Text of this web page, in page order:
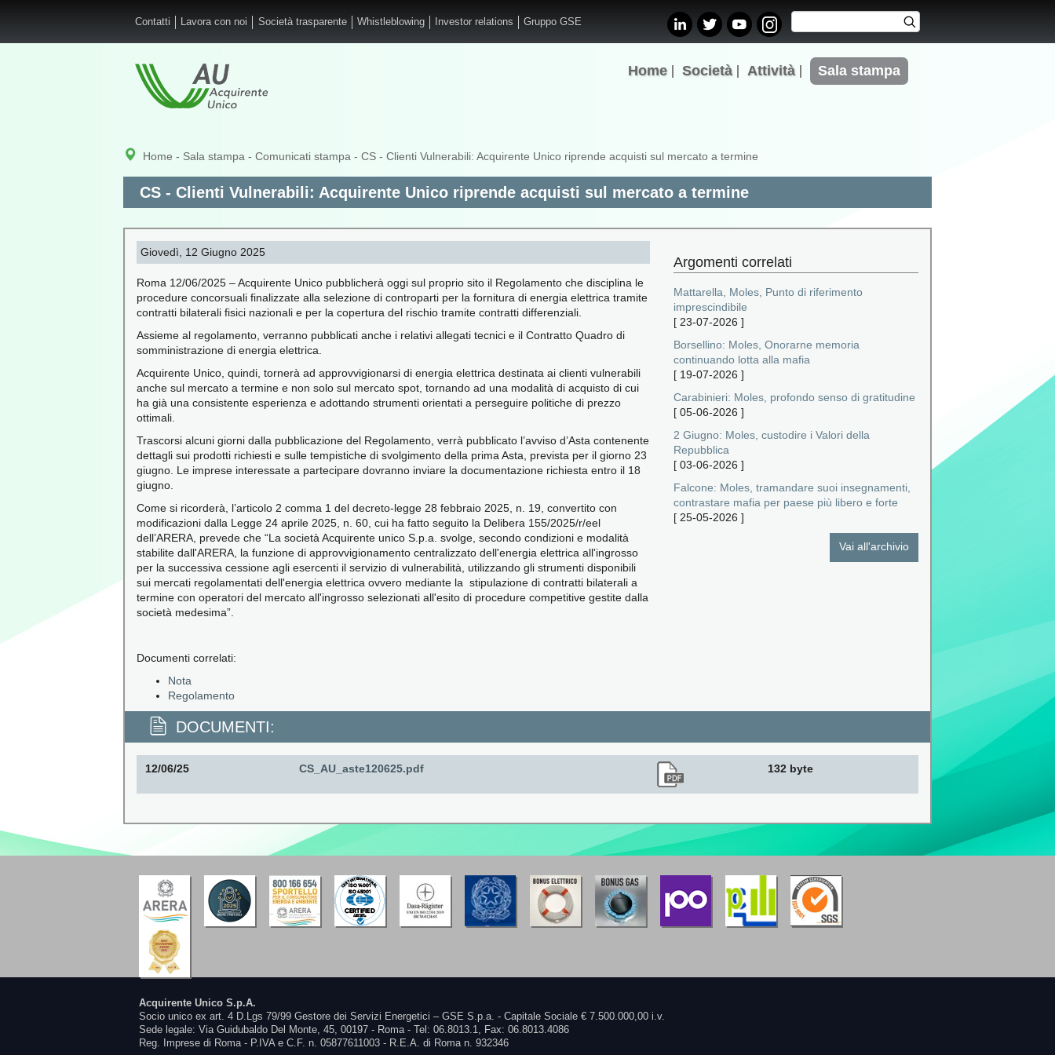
Contatti Lavora con noi Società trasparente Whistleblowing Investor relations Gruppo GSE
Form di
ricerca
Cerca
Home Società Attività Sala stampa
Home - Sala stampa - Comunicati stampa - CS - Clienti Vulnerabili: Acquirente Unico riprende acquisti sul mercato a termine
CS - Clienti Vulnerabili: Acquirente Unico riprende acquisti sul mercato a termine
Giovedì, 12 Giugno 2025
Roma 12/06/2025 – Acquirente Unico pubblicherà oggi sul proprio sito il Regolamento che disciplina le
procedure concorsuali finalizzate alla selezione di controparti per la fornitura di energia elettrica tramite
contratti bilaterali fisici nazionali e per la copertura del rischio tramite contratti differenziali.
Assieme al regolamento, verranno pubblicati anche i relativi allegati tecnici e il Contratto Quadro di
somministrazione di energia elettrica.
Acquirente Unico, quindi, tornerà ad approvvigionarsi di energia elettrica destinata ai clienti vulnerabili
anche sul mercato a termine e non solo sul mercato spot, tornando ad una modalità di acquisto di cui
ha già una consistente esperienza e adottando strumenti orientati a perseguire politiche di prezzo
ottimali.
Trascorsi alcuni giorni dalla pubblicazione del Regolamento, verrà pubblicato l’avviso d’Asta contenente
dettagli sui prodotti richiesti e sulle tempistiche di svolgimento della prima Asta, prevista per il giorno 23
giugno. Le imprese interessate a partecipare dovranno inviare la documentazione richiesta entro il 18
giugno.
Come si ricorderà, l’articolo 2 comma 1 del decreto-legge 28 febbraio 2025, n. 19, convertito con
modificazioni dalla Legge 24 aprile 2025, n. 60, cui ha fatto seguito la Delibera 155/2025/r/eel
dell’ARERA, prevede che “La società Acquirente unico S.p.a. svolge, secondo condizioni e modalità
stabilite dall'ARERA, la funzione di approvvigionamento centralizzato dell'energia elettrica all'ingrosso
per la successiva cessione agli esercenti il servizio di vulnerabilità, utilizzando gli strumenti disponibili
sui mercati regolamentati dell'energia elettrica ovvero mediante la stipulazione di contratti bilaterali a
termine con operatori del mercato all'ingrosso selezionati all'esito di procedure competitive gestite dalla
società medesima”.
Documenti correlati:
Nota
Regolamento
Argomenti correlati
Mattarella, Moles, Punto di riferimento
imprescindibile
[ 23-07-2026 ]
Borsellino: Moles, Onorarne memoria
continuando lotta alla mafia
[ 19-07-2026 ]
Carabinieri: Moles, profondo senso di gratitudine
[ 05-06-2026 ]
2 Giugno: Moles, custodire i Valori della
Repubblica
[ 03-06-2026 ]
Falcone: Moles, tramandare suoi insegnamenti,
contrastare mafia per paese più libero e forte
[ 25-05-2026 ]
Vai all'archivio
DOCUMENTI:
12/06/25 CS_AU_aste120625.pdf 132 byte
Acquirente Unico S.p.A.
Socio unico ex art. 4 D.Lgs 79/99 Gestore dei Servizi Energetici – GSE S.p.a. - Capitale Sociale € 7.500.000,00 i.v.
Sede legale: Via Guidubaldo Del Monte, 45, 00197 - Roma - Tel: 06.8013.1, Fax: 06.8013.4086
Reg. Imprese di Roma - P.IVA e C.F. n. 05877611003 - R.E.A. di Roma n. 932346